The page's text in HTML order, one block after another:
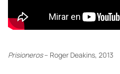
Prisioneros– Roger Deakins, 2013